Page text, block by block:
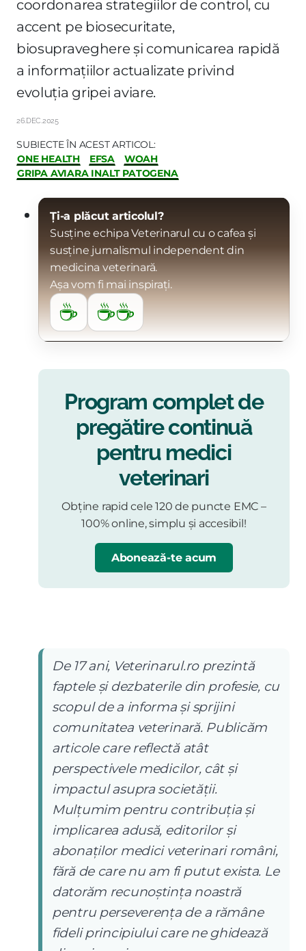
coordonarea strategiilor de control, cu
accent pe biosecuritate,
biosupraveghere și comunicarea rapidă
a informațiilor actualizate privind
evoluția gripei aviare.
26.DEC.2025
SUBIECTE ÎN ACEST ARTICOL:
ONE HEALTH
EFSA
WOAH
GRIPA AVIARA INALT PATOGENA
Ți-a plăcut articolul?
Susține echipa Veterinarul cu o cafea și
susține jurnalismul independent din
medicina veterinară.
Așa vom fi mai inspirați.
☕ ☕☕
Program complet de
pregătire continuă
pentru medici
veterinari
Obține rapid cele 120 de puncte EMC –
100% online, simplu și accesibil!
Abonează-te acum
De 17 ani, Veterinarul.ro prezintă
faptele și dezbaterile din profesie, cu
scopul de a informa și sprijini
comunitatea veterinară. Publicăm
articole care reflectă atât
perspectivele medicilor, cât și
impactul asupra societății.
Mulțumim pentru contribuția și
implicarea adusă, editorilor și
abonaților medici veterinari români,
fără de care nu am fi putut exista. Le
datorăm recunoștința noastră
pentru perseverența de a rămâne
fideli principiului care ne ghidează